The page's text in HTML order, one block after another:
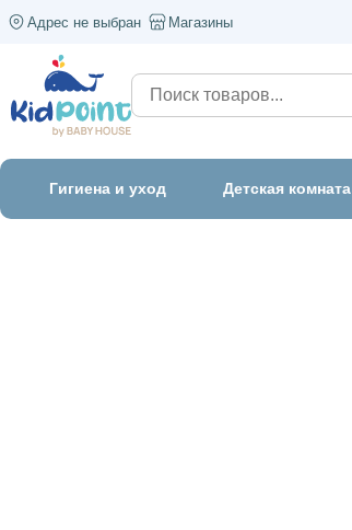
Адрес не выбран Магазины
Гигиена и уход Детская комната